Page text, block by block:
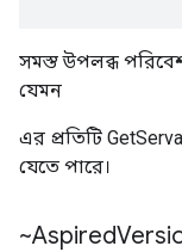
সমস্ত উপলব্ধ
যেমন
এর প্রতিটি
যেতে পারে।
~Aspired